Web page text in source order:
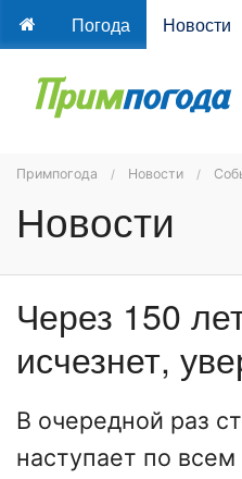
Погода Новости
Примпогода Новости
Новости
Через 150
исчезнет,
В очередной раз
наступает по